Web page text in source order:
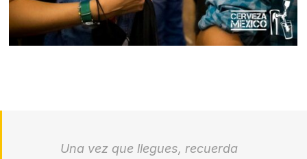
Una vez que llegues, recuerda